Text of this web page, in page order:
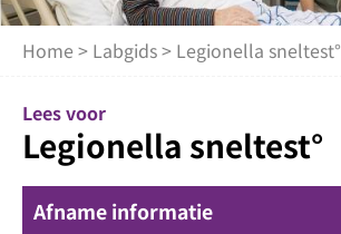
Home > Labgids> Legionella sneltest°
Lees voor
Legionella sneltest°
Afname informatie